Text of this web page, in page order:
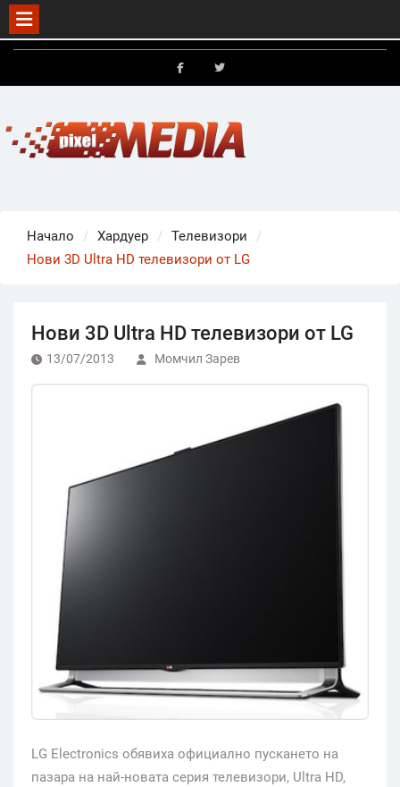
Skip
Начало Хардуер
Телевизори
Нови 3D Ultra HD телевизори от LG
Нови 3D Ultra HD телевизори от LG
13/07/2013 Момчил Зарев
LG Electronics обявиха официално пускането на
пазара на най-новата серия телевизори, Ultra HD,